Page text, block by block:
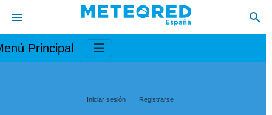
Principal
Iniciar sesión Registrarse